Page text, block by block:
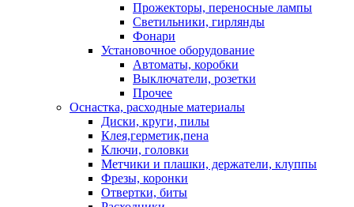
Прожекторы, переносные лампы
Светильники, гирлянды
Фонари
Установочное оборудование
Автоматы, коробки
Выключатели, розетки
Прочее
Оснастка, расходные материалы
Диски, круги, пилы
Клея,герметик,пена
Ключи, головки
Метчики и плашки, держатели, клуппы
Фрезы, коронки
Отвертки, биты